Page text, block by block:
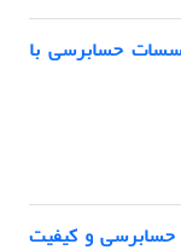
حسابرسی با
حسابرسی و کیفیت